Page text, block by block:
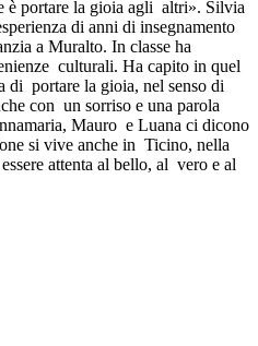
è portare la gioia agli altri». Silvia
di anni di insegnamento
a Muralto. In classe ha
culturali. Ha capito in quel
di portare la gioia, nel senso di
con un sorriso e una parola
Mauro e Luana ci dicono
si vive anche in Ticino, nella
attenta al bello, al vero e al